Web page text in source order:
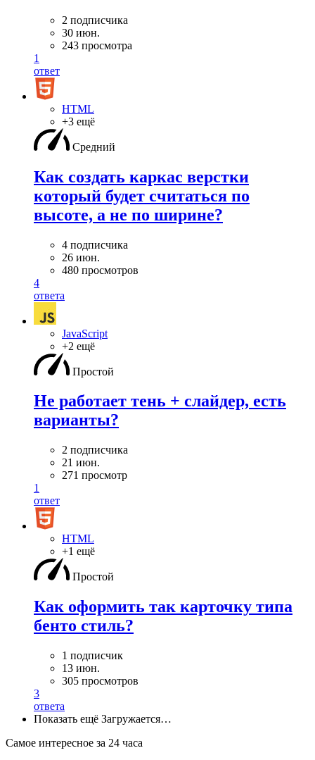
2 подписчика
30 июн.
243 просмотра
1
ответ
HTML
+3 ещё
Средний
Как создать каркас верстки
который будет считаться по
высоте, а не по ширине?
4 подписчика
26 июн.
480 просмотров
4
ответа
JavaScript
+2 ещё
Простой
Не работает тень + слайдер, есть
варианты?
2 подписчика
21 июн.
271 просмотр
1
ответ
HTML
+1 ещё
Простой
Как оформить так карточку типа
бенто стиль?
1 подписчик
13 июн.
305 просмотров
3
ответа
Показать ещё Загружается…
Самое интересное за 24 часа